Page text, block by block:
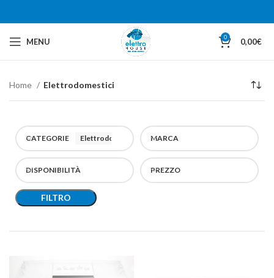
MENU 0 0,00€
Home Elettrodomestici
CATEGORIE Elettrodomestici MARCA
DISPONIBILITÀ PREZZO
FILTRO